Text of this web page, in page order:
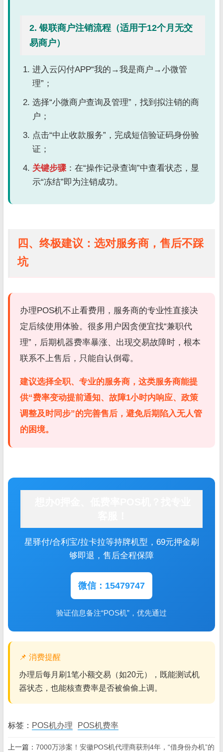
2. 银联商户注销流程（适用于12个月无交
易商户）
进入云闪付APP“我的→我是商户→小微管
理”；
选择“小微商户查询及管理”，找到拟注销的商
户；
点击“中止收款服务”，完成短信验证码身份验
证；
关键步骤：在“操作记录查询”中查看状态，显
示“冻结”即为注销成功。
四、终极建议：选对服务商，售后不踩
坑
办理POS机不止看费用，服务商的专业性直接决
定后续使用体验。很多用户因贪便宜找“兼职代
理”，后期机器费率暴涨、出现交易故障时，根本
联系不上售后，只能自认倒霉。
建议选择全职、专业的服务商 ，这类服务商能提
供“费率变动提前通知、故障1小时内响应、政策
调整及时同步”的完善售后，避免后期陷入无人管
的困境。
星驿付/合利宝/拉卡拉等持牌机型，69元押金刷
够即退，售后全程保障
微信：15479747
验证信息备注“POS机”，优先通过
📌 消费提醒
办理后每月刷1笔小额交易（如20元），既能测试机
器状态，也能核查费率是否被偷偷上调。
标签： POS机办理 POS机费率
上一篇： 7000万涉案！安徽POS机代理商获刑4年，“借身份办机”的